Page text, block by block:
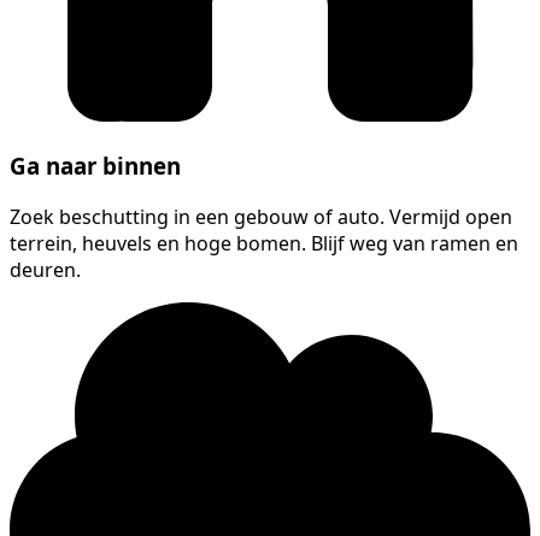
Ga naar binnen
Zoek beschutting in een gebouw of auto. Vermijd open
terrein, heuvels en hoge bomen. Blijf weg van ramen en
deuren.